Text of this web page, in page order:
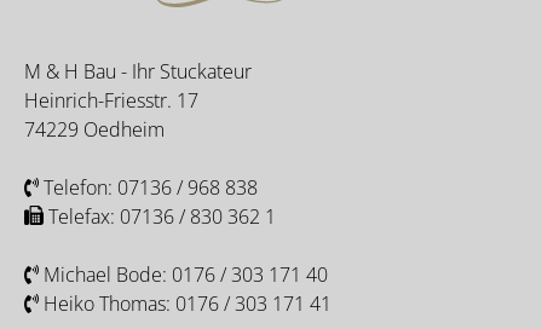
M & H Bau - Ihr Stuckateur
Heinrich-Friesstr. 17
74229 Oedheim
Telefon: 07136 / 968 838
Telefax: 07136 / 830 362 1
Michael Bode: 0176 / 303 171 40
Heiko Thomas: 0176 / 303 171 41